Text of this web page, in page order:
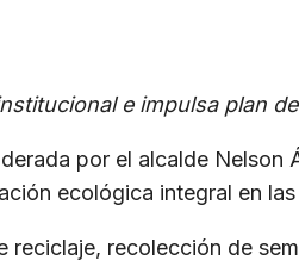
e impulsa plan
por el alcalde
ecológica integral en
reciclaje, recolección de